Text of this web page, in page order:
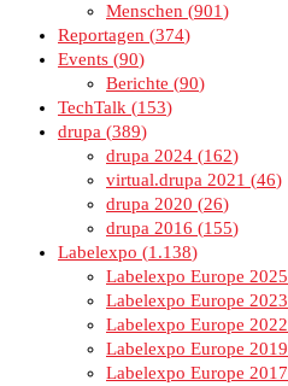
Menschen
901
Reportagen
374
Events 90
Berichte
90
TechTalk
153
drupa 389
drupa 2024
162
virtual.drupa 2021
46
drupa 2020
26
drupa 2016
155
Labelexpo
1.138
Labelexpo Europe 2025
Labelexpo Europe 2023
Labelexpo Europe 2022
Labelexpo Europe 2019
Labelexpo Europe 2017